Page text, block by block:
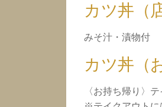
カツ丼（
みそ汁・漬物付
カツ丼（
〈お持ち帰り〉